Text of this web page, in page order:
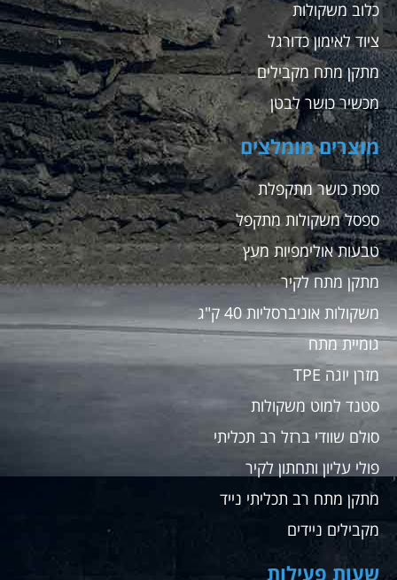
כלוב משקולות
ציוד לאימון כדורגל
מתקן מתח מקבילים
מכשיר כושר לבטן
מוצרים מומלצים
ספת כושר מתקפלת
ספסל משקולות מתקפל
טבעות אולימפיות מעץ
מתקן מתח לקיר
משקולות אוניברסליות 40 ק"ג
גומיית מתח
מזרן יוגה TPE
סטנד למוט משקולות
סולם שוודי ברזל רב תכליתי
פולי עליון ותחתון לקיר
מתקן מתח רב תכליתי נייד
מקבילים ניידים
שעות פעילות